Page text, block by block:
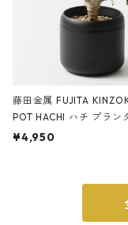
藤田金属 FUJITA
POT HACHI ハチ プラン
ト 3号 ブラック
¥4,950